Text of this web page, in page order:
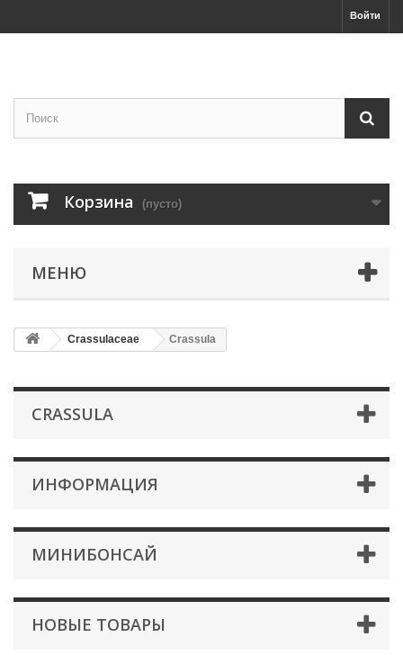
Войти
Корзина (пусто)
МЕНЮ
Crassulaceae Crassula
CRASSULA
ИНФОРМАЦИЯ
МИНИБОНСАЙ
НОВЫЕ ТОВАРЫ